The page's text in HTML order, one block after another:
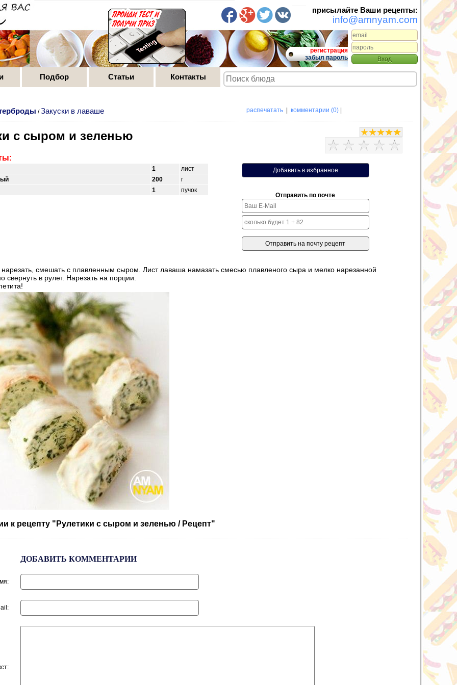
Подбор Статьи Контакты
присылайте Ваши рецепты:
info@amnyam.com
регистрация
забыл пароль
/Закуски в лаваше распечатать| комментарии (0)|
с сыром и зеленью
1
лист
200
г
1 пучок
Отправить по почте
смешать с плавленным сыром. Лист лаваша намазать смесью плавленого сыра и мелко нарезанной
свернуть в рулет. Нарезать на порции.
к рецепту "Рулетики с сыром и зеленью / Рецепт"
ДОБАВИТЬ КОММЕНТАРИИ